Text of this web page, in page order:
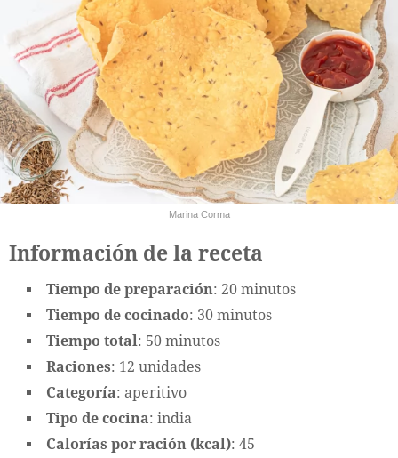
Marina Corma
Información de la receta
Tiempo de preparación: 20 minutos
Tiempo de cocinado: 30 minutos
Tiempo total : 50 minutos
Raciones: 12 unidades
Categoría: aperitivo
Tipo de cocina: india
Calorías por ración (kcal): 45